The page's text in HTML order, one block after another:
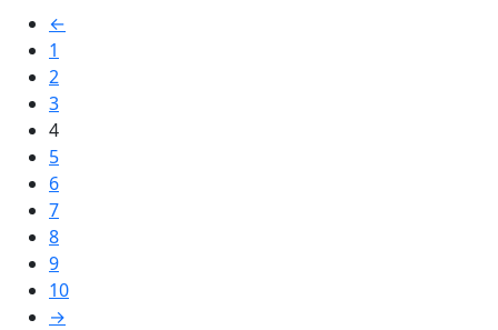
←
1
2
3
4
5
6
7
8
9
10
→